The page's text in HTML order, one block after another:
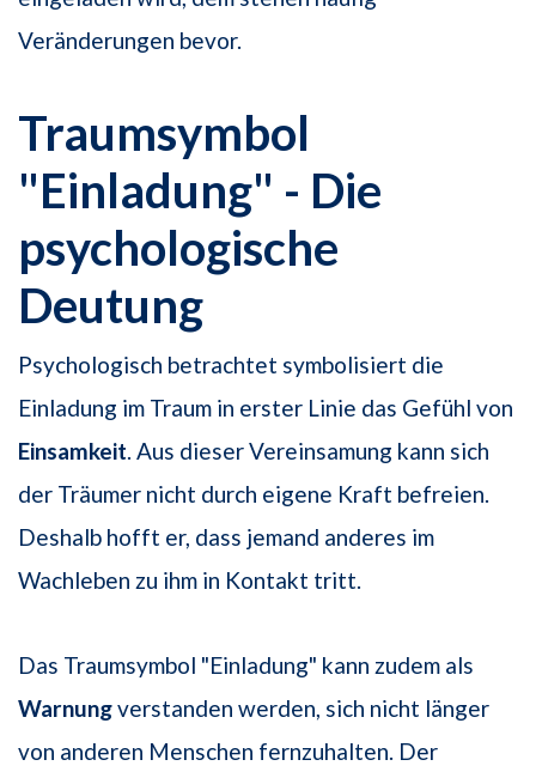
Veränderungen bevor.
Traumsymbol
"Einladung" - Die
psychologische
Deutung
Psychologisch betrachtet symbolisiert die
Einladung im Traum in erster Linie das Gefühl von
Einsamkeit . Aus dieser Vereinsamung kann sich
der Träumer nicht durch eigene Kraft befreien.
Deshalb hofft er, dass jemand anderes im
Wachleben zu ihm in Kontakt tritt.
Das Traumsymbol "Einladung" kann zudem als
Warnungverstanden werden, sich nicht länger
von anderen Menschen fernzuhalten. Der